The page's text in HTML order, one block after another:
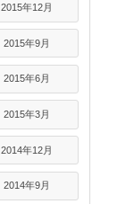
2015年12月
2015年9月
2015年6月
2015年3月
2014年12月
2014年9月